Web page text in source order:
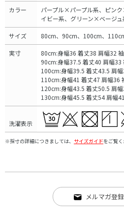
カラー
パープル×パープル系、ピン
イビー系、グリーン×ベージュ
サイズ 80cm、90cm、100cm、
実寸
80cm:身幅36 着丈38 肩幅32
90cm:身幅37.5 着丈40 肩幅33
100cm:身幅39.5 着丈43.5 肩
110cm:身幅41 着丈47 肩幅36
120cm:身幅43.5 着丈50.5 肩
130cm:身幅45.5 着丈54 肩幅
洗濯表示
※採寸の詳細につきましては、 サイズガイドをご覧く
メルマガ登